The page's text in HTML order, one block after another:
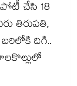
పోటీ చేసి 18
తిరుపతి,
బరిలోకి దిగి..